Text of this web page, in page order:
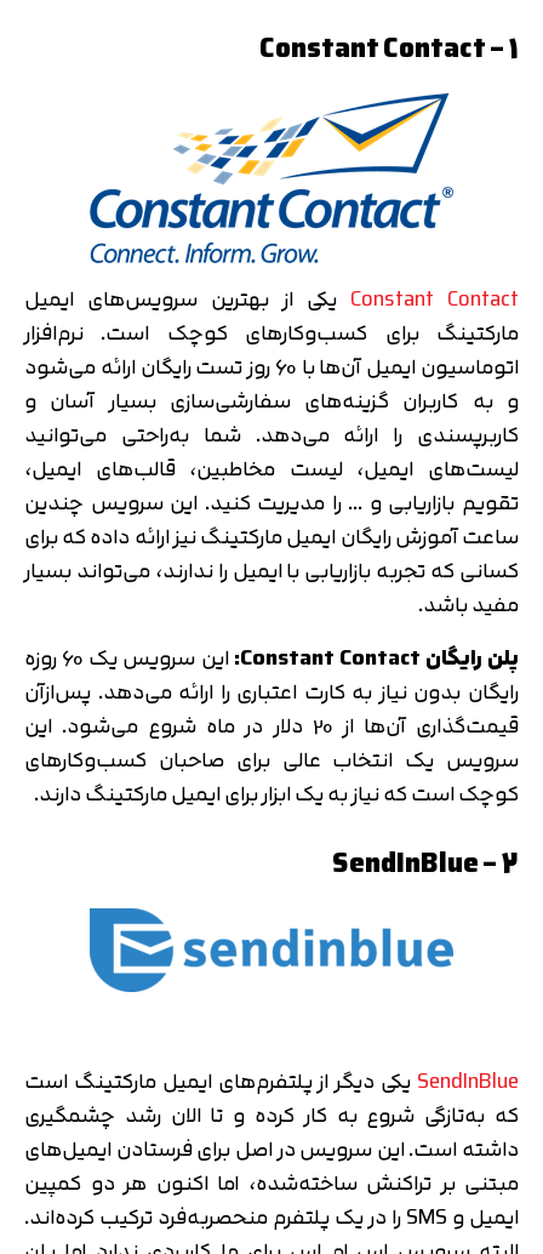
1 – Constant Contact
Constant Contact یکی از بهترین سرویس‌های ایمیل
مارکتینگ برای کسب‌وکارهای کوچک است. نرم‌افزار
اتوماسیون ایمیل آن‌ها با 60 روز تست رایگان ارائه می‌شود
و به کاربران گزینه‌های سفارشی‌سازی بسیار آسان و
کاربرپسندی را ارائه می‌دهد. شما به‌راحتی می‌توانید
لیست‌های ایمیل، لیست مخاطبین، قالب‌های ایمیل،
تقویم بازاریابی و … را مدیریت کنید. این سرویس چندین
ساعت آموزش رایگان ایمیل مارکتینگ نیز ارائه داده که برای
کسانی که تجربه بازاریابی با ایمیل را ندارند، می‌تواند بسیار
مفید باشد.
پلن رایگان Constant Contact:
این سرویس یک 60 روزه
رایگان بدون نیاز به کارت اعتباری را ارائه می‌دهد. پس‌ازآن
قیمت‌گذاری آن‌ها از 20 دلار در ماه شروع می‌شود. این
سرویس یک انتخاب عالی برای صاحبان کسب‌وکارهای
کوچک است که نیاز به یک ابزار برای ایمیل مارکتینگ دارند.
2 – SendInBlue
SendInBlueیکی دیگر از پلتفرم‌های ایمیل مارکتینگ است
که به‌تازگی شروع به کار کرده‌ و تا الان رشد چشمگیری
داشته‌ است. این سرویس در اصل برای فرستادن ایمیل‌های
مبتنی بر تراکنش ساخته‌شده، اما اکنون هر دو کمپین
ایمیل و SMS را در یک پلتفرم منحصربه‌فرد ترکیب کرده‌اند.